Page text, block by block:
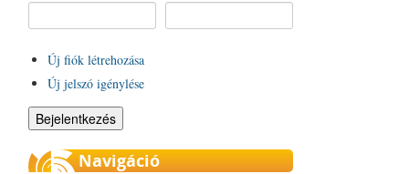
Új fiók létrehozása
Új jelszó igénylése
Navigáció